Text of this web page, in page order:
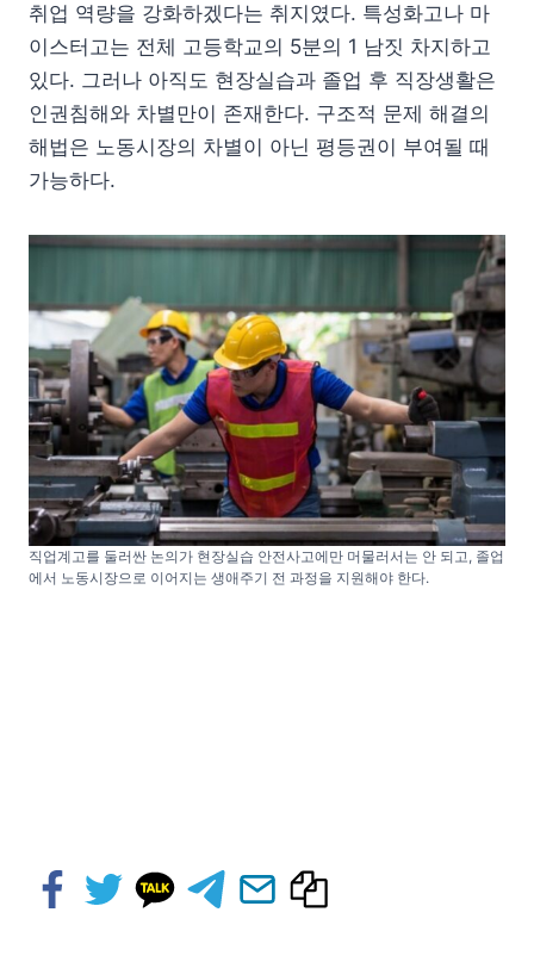
취업 역량을 강화하겠다는 취지였다. 특성화고나 마
이스터고는 전체 고등학교의 5분의 1 남짓 차지하고
있다. 그러나 아직도 현장실습과 졸업 후 직장생활은
인권침해와 차별만이 존재한다. 구조적 문제 해결의
해법은 노동시장의 차별이 아닌 평등권이 부여될 때
가능하다.
직업계고를 둘러싼 논의가 현장실습 안전사고에만 머물러서는 안 되고, 졸업
에서 노동시장으로 이어지는 생애주기 전 과정을 지원해야 한다.